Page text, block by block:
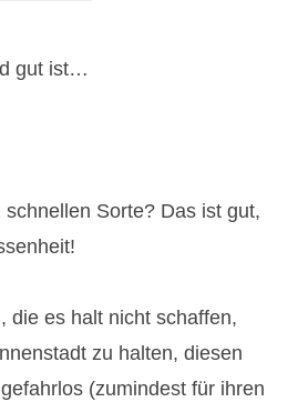
gut ist…
Sorte? Das ist gut,
die es halt nicht schaffen,
zu halten, diesen
(zumindest für ihren